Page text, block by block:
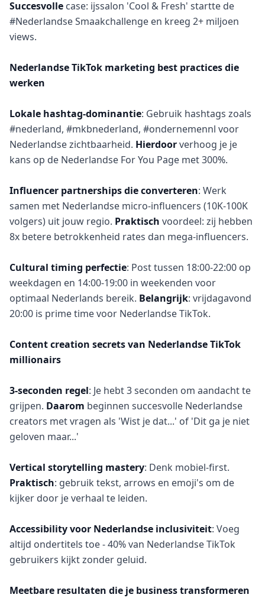
Succesvolle case: ijssalon 'Cool & Fresh' startte de
#Nederlandse Smaakchallenge en kreeg 2+ miljoen
views.
Nederlandse TikTok marketing best practices die
werken
Lokale hashtag-dominantie: Gebruik hashtags zoals
#nederland, #mkbnederland, #ondernemennl voor
Nederlandse zichtbaarheid. Hierdoorverhoog je je
kans op de Nederlandse For You Page met 300%.
Influencer partnerships die converteren: Werk
samen met Nederlandse micro-influencers (10K-100K
volgers) uit jouw regio. Praktisch voordeel: zij hebben
8x betere betrokkenheid rates dan mega-influencers.
Cultural timing perfectie: Post tussen 18:00-22:00 op
weekdagen en 14:00-19:00 in weekenden voor
optimaal Nederlands bereik. Belangrijk: vrijdagavond
20:00 is prime time voor Nederlandse TikTok.
Content creation secrets van Nederlandse TikTok
millionairs
3-seconden regel: Je hebt 3 seconden om aandacht te
grijpen. Daarom beginnen succesvolle Nederlandse
creators met vragen als 'Wist je dat...' of 'Dit ga je niet
geloven maar...'
Vertical storytelling mastery: Denk mobiel-first.
Praktisch: gebruik tekst, arrows en emoji's om de
kijker door je verhaal te leiden.
Accessibility voor Nederlandse inclusiviteit: Voeg
altijd ondertitels toe - 40% van Nederlandse TikTok
gebruikers kijkt zonder geluid.
Meetbare resultaten die je business transformeren